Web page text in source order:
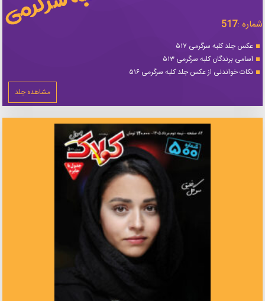
شماره :517
عکس جلد کلبه سرگرمی ۵۱۷
اسامی برندگان کلبه سرگرمی ۵۱۳
نکات خواندنی از عکس جلد کلبه سرگرمی ۵۱۶
مشاهده جلد